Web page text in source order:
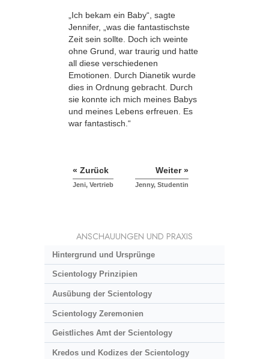
„Ich bekam ein Baby“, sagte
Jennifer, „was die fantastischste
Zeit sein sollte. Doch ich weinte
ohne Grund, war traurig und hatte
all diese verschiedenen
Emotionen. Durch Dianetik wurde
dies in Ordnung gebracht. Durch
sie konnte ich mich meines Babys
und meines Lebens erfreuen. Es
war fantastisch.“
« Zurück
Jeni, Vertrieb
Weiter »
Jenny, Studentin
ANSCHAUUNGEN UND PRAXIS
Hintergrund und Ursprünge
Scientology Prinzipien
Ausübung der Scientology
Scientology Zeremonien
Geistliches Amt der Scientology
Kredos und Kodizes der Scientology